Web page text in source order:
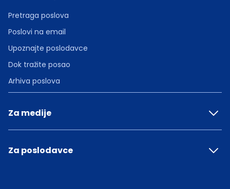
Pretraga poslova
Poslovi na email
Upoznajte poslodavce
Dok tražite posao
Arhiva poslova
Za medije
Za poslodavce